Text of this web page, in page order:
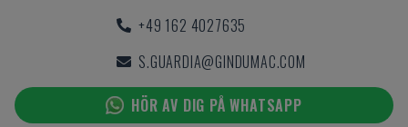
+49 162 4027635
S.GUARDIA@GINDUMAC.COM
HÖR AV DIG PÅ WHATSAPP